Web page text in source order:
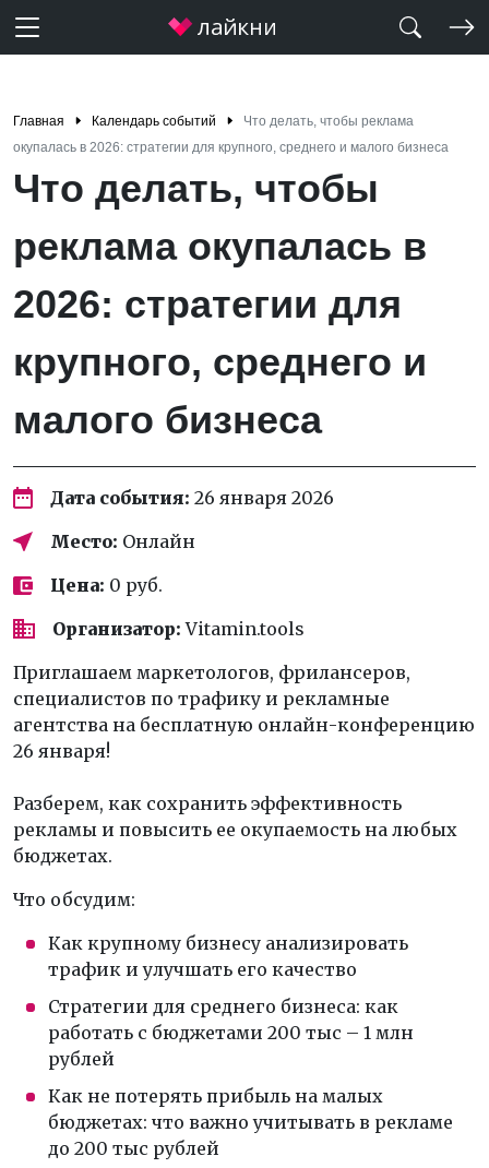
Главная Календарь событий
Что делать, чтобы реклама
окупалась в 2026: стратегии для крупного, среднего и малого бизнеса
Что делать, чтобы
реклама окупалась в
2026: стратегии для
крупного, среднего и
малого бизнеса
Дата события: 26 января 2026
Место: Онлайн
Цена: 0 руб.
Организатор: Vitamin.tools
Приглашаем маркетологов, фрилансеров,
специалистов по трафику и рекламные
агентства на бесплатную онлайн-конференцию
26 января!
Разберем, как сохранить эффективность
рекламы и повысить ее окупаемость на любых
бюджетах.
Что обсудим:
Как крупному бизнесу анализировать
трафик и улучшать его качество
Стратегии для среднего бизнеса: как
работать с бюджетами 200 тыс – 1 млн
рублей
Как не потерять прибыль на малых
бюджетах: что важно учитывать в рекламе
до 200 тыс рублей